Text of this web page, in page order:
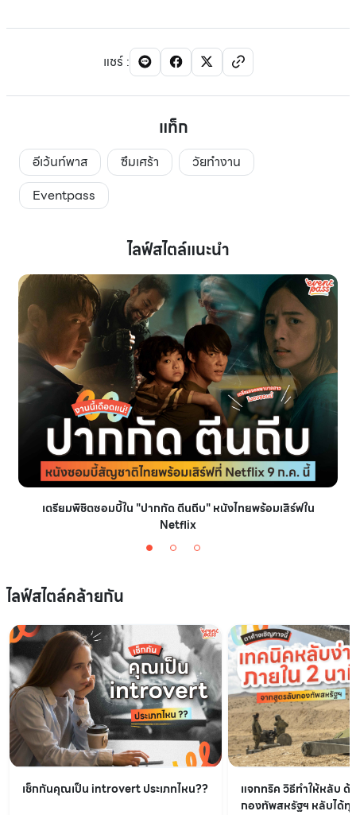
แชร์:
แท็ก
อีเว้นท์พาส ซึมเศร้า
วัยทำงาน
Eventpass
ไลฟ์สไตล์แนะนำ
เตรียมพิชิตซอมบี้ใน "ปากกัด ตีนถีบ" หนังไทยพร้อมเสิร์ฟใน
Netflix
ไลฟ์สไตล์คล้ายกัน
เช็กกันคุณเป็น introvert ประเภทไหน??
แจกทริค วิธีทำให้หลับ
กองทัพสหรัฐฯ หลับได้ทุ